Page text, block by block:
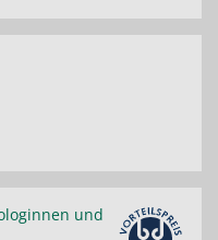
und